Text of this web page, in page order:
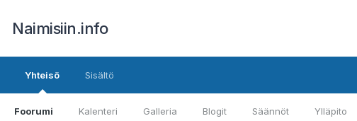
Naimisiin.info
Yhteisö
Foorumi Kalenteri Galleria Blogit Säännöt Ylläpito
Sisältö